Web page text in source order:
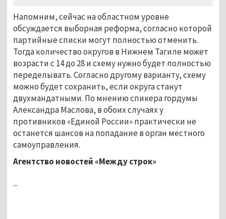
Напомним, сейчас на областном уровне
обсуждается выборная реформа, согласно которой
партийные списки могут полностью отменить.
Тогда количество округов в Нижнем Тагиле может
возрасти с 14 до 28 и схему нужно будет полностью
переделывать. Согласно другому варианту, схему
можно будет сохранить, если округа станут
двухмандатными. По мнению спикера гордумы
Александра Маслова, в обоих случаях у
противников «Единой России» практически не
останется шансов на попадание в орган местного
самоуправления.
Агентство новостей «Между строк»
...